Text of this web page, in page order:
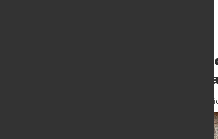
Trüber
Metallbranche,
von Hubert